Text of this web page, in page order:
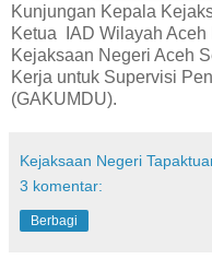
Kunjungan Kepala
Ketua IAD Wilayah
Kejaksaan Negeri Aceh
Kerja untuk Supervisi
(GAKUMDU).
Kejaksaan Negeri
3 komentar:
Berbagi